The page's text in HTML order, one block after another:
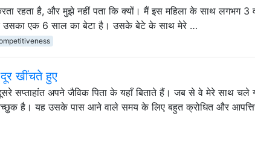
रहता है, और मुझे नहीं पता कि क्यों। मैं इस महिला के साथ लगभग 3
उसका एक 6 साल का बेटा है। उसके बेटे के साथ मेरे …
खींचते हुए
सप्ताहांत अपने जैविक पिता के यहाँ बिताते हैं। जब से वे मेरे साथ चले
है। यह उसके पास आने वाले समय के लिए बहुत क्रोधित और